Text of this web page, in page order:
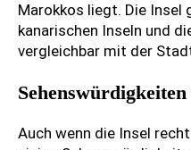
Marokkos liegt. Die Insel
kanarischen Inseln und
vergleichbar mit der
Auch wenn die Insel